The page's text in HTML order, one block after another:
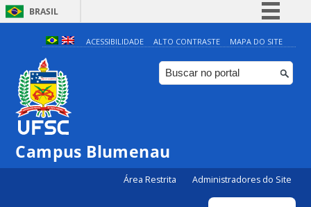
BRASIL
Simplifique!
Comunica BR
Participe
ACESSIBILIDADE ALTO CONTRASTE MAPA DO SITE
Campus Blumenau
Área Restrita Administradores do Site